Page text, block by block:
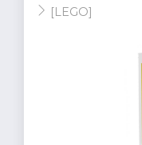
[LEGO]